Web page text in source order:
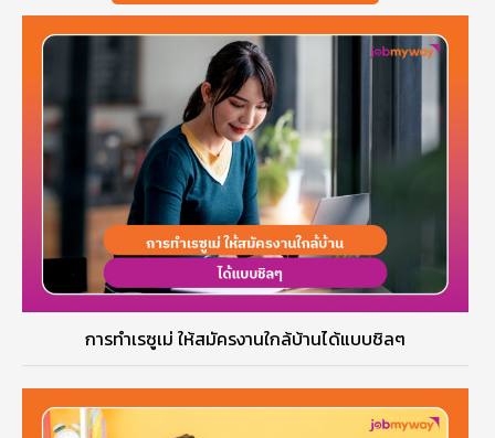
การทำเรซูเม่ ให้สมัครงานใกล้บ้านได้แบบชิลๆ